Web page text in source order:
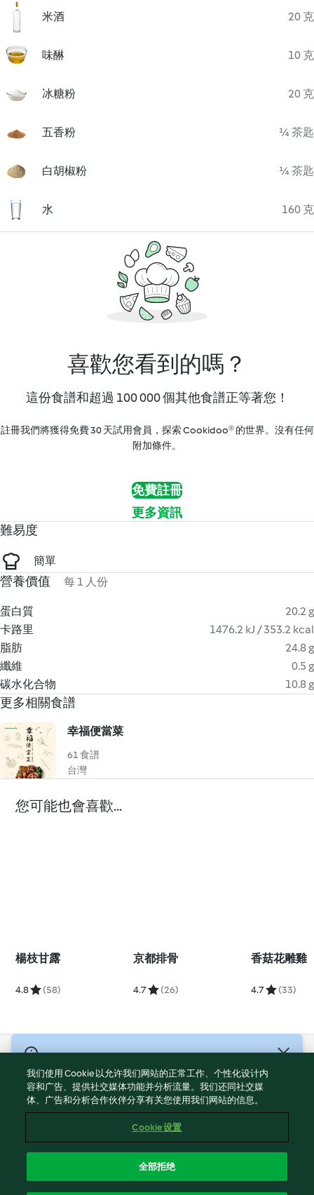
米酒 20 克
味醂 10 克
冰糖粉 20 克
五香粉 ¼ 茶匙
白胡椒粉 ¼ 茶匙
水 160 克
喜歡您看到的嗎？
這份食譜和超過 100 000 個其他食譜正等著您！
註冊我們將獲得免費 30 天試用會員，探索 Cookidoo® 的世界。沒有任何
附加條件。
免費註冊
更多資訊
難易度
簡單
營養價值 每 1 人份
蛋白質
20.2 g
卡路里
1476.2 kJ / 353.2 kcal
脂肪
24.8 g
纖維
0.5 g
碳水化合物
10.8 g
更多相關食譜
幸福便當菜
61 食譜
台灣
您可能也會喜歡...
楊枝甘露
4.8 (58)
京都排骨
4.7 (26)
香菇花雕雞
4.7 (33)
服務條款
隱私權政策
網頁所有權
回報内容
我们使用 Cookie 以允许我们网站的正常工作、个性化设计内
容和广告、提供社交媒体功能并分析流量。我们还同社交媒
体、广告和分析合作伙伴分享有关您使用我们网站的信息。
Cookie 设置
全部拒绝